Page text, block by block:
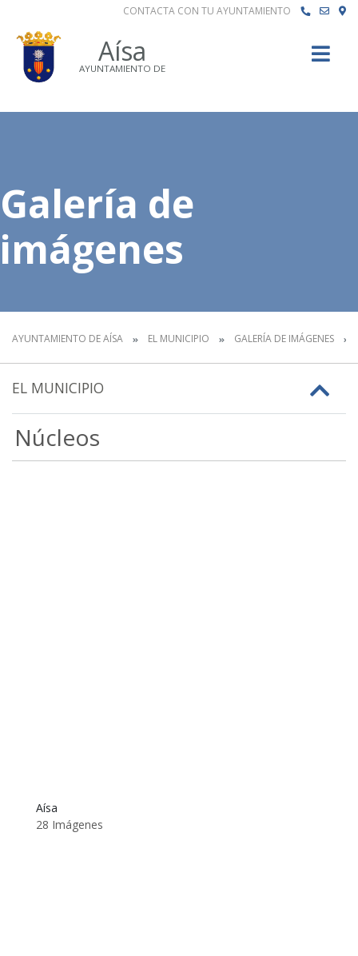
CONTACTA CON TU AYUNTAMIENTO
Aísa
AYUNTAMIENTO DE
Galería de
imágenes
AYUNTAMIENTO DE AÍSA EL MUNICIPIO GALERÍA DE IMÁGENES
EL MUNICIPIO
Núcleos
Aísa
28 Imágenes